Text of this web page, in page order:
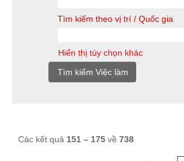
Tìm kiếm theo vị trí / Quốc gia
Hiển thị tùy chọn khác
Các kết quả 151 – 175 về 738